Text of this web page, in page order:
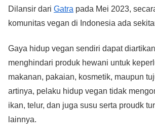
Dilansir dari Gatra pada Mei 2023,
komunitas vegan di Indonesia ada
Gaya hidup vegan sendiri dapat
menghindari produk hewani untuk
makanan, pakaian, kosmetik, maupun
artinya, pelaku hidup vegan tidak
ikan, telur, dan juga susu serta proudk
lainnya.